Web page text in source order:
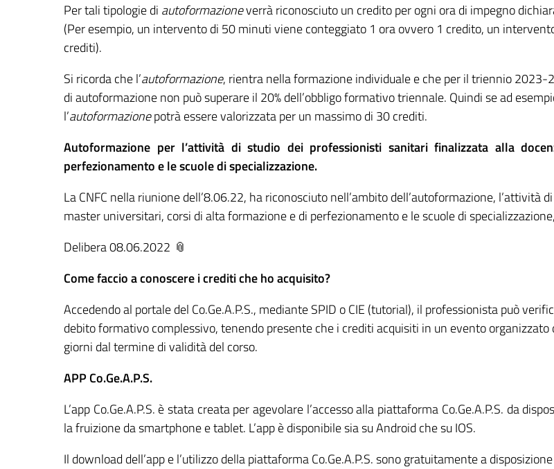
Per tali tipologie di autoformazioneverrà riconosciuto un credito per ogni ora di impegno
(Per esempio, un intervento di 50 minuti viene conteggiato 1 ora ovvero 1 credito, un
crediti).
Si ricorda che l’autoformazione, rientra nellaformazione individualee che per il triennio 2023-
di autoformazione non può superare il 20% dell’obbligo formativo triennale. Quindi se ad
l’autoformazionepotrà essere valorizzata per un massimo di 30 crediti.
Autoformazione per l’attività di studio dei professionisti sanitari finalizzata alla
perfezionamento e le scuole di specializzazione.
La CNFC nella riunione dell’8.06.22, ha riconosciuto nell’ambito dell’autoformazione,
master universitari, corsi di alta formazione e di perfezionamento e le scuole di
Delibera 08.06.2022
Come faccio a conoscere i crediti che ho acquisito?
Accedendo al portale del Co.Ge.A.P.S., mediante SPID o CIE (tutorial), il professionista può
debito formativo complessivo, tenendo presente che i crediti acquisiti in un evento organizzato
giorni dal termine di validità del corso.
APP Co.Ge.A.P.S.
L’app Co.Ge.A.P.S. è stata creata per agevolare l’accesso alla piattaforma Co.Ge.A.P.S. da
la fruizione da smartphone e tablet. L’app è disponibile sia su Android che su IOS.
Il download dell’app e l’utilizzo della piattaforma Co.Ge.A.P.S. sono gratuitamente a